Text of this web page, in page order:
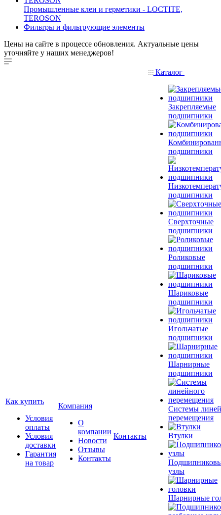
Промышленные клеи и герметики - LOCTITE,
TEROSON
Фильтры и фильтрующие элементы
Цены на сайте в процессе обновления. Актуальные цены
уточняйте у наших менеджеров!
Как купить
Условия
оплаты
Условия
доставки
Гарантия
на товар
Компания
О
компании
Новости
Отзывы
Контакты
Контакты
Каталог
Закрепляемые
подшипники
подшипники
подшипники
Сверхточные
подшипники
Роликовые
подшипники
Шариковые
подшипники
Игольчатые
подшипники
Шарнирные
подшипники
Системы
перемещения
Втулки
узлы
Шарнирные